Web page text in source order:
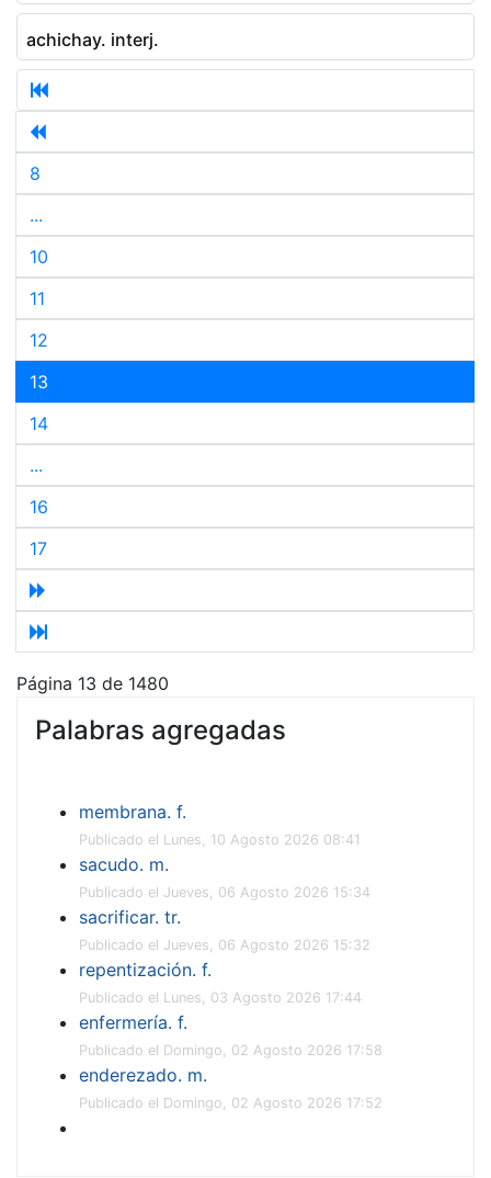
achichay. interj.
8
...
10
11
12
13
14
...
16
17
Página 13 de 1480
Palabras agregadas
membrana. f.
Publicado el Lunes, 10 Agosto 2026 08:41
sacudo. m.
Publicado el Jueves, 06 Agosto 2026 15:34
sacrificar. tr.
Publicado el Jueves, 06 Agosto 2026 15:32
repentización. f.
Publicado el Lunes, 03 Agosto 2026 17:44
enfermería. f.
Publicado el Domingo, 02 Agosto 2026 17:58
enderezado. m.
Publicado el Domingo, 02 Agosto 2026 17:52